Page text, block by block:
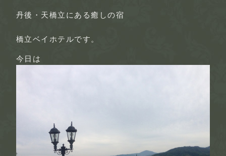
丹後・天橋立にある癒しの宿
橋立ベイホテルです。
今日は